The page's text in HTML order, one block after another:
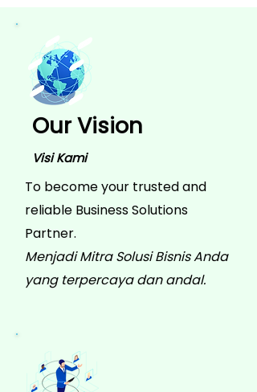
Our Vision
Visi Kami
To become your trusted and
reliable Business Solutions
Partner.
Menjadi Mitra Solusi Bisnis Anda
yang terpercaya dan andal.